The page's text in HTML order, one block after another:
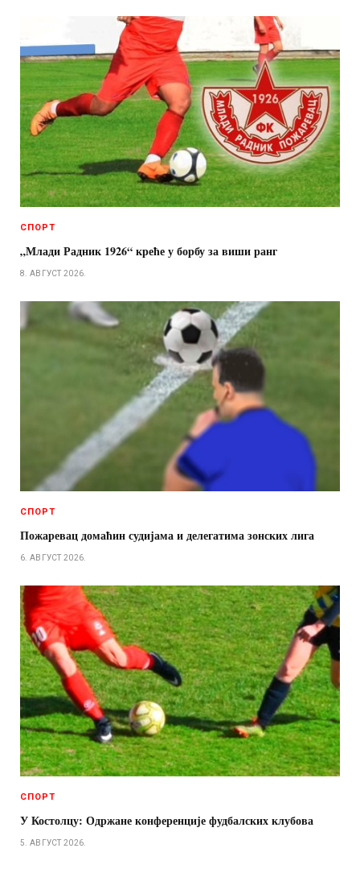
СПОРТ
„Млади Радник 1926“ креће у борбу за виши ранг
8. АВГУСТ 2026.
СПОРТ
Пожаревац домаћин судијама и делегатима зонских лига
6. АВГУСТ 2026.
СПОРТ
У Костолцу: Одржане конференције фудбалских клубова
5. АВГУСТ 2026.